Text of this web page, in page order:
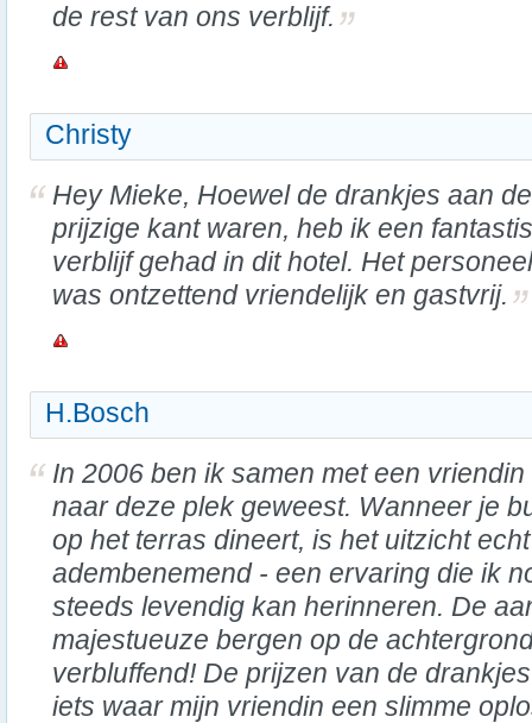
de rest van ons verblijf.
Christy
Hey Mieke, Hoewel de drankjes aan de
prijzige kant waren, heb ik een
verblijf gehad in dit hotel. Het personeel
was ontzettend vriendelijk en gastvrij.
H.Bosch
In 2006 ben ik samen met een vriendin
naar deze plek geweest. Wanneer je
op het terras dineert, is het uitzicht echt
adembenemend - een ervaring die ik
steeds levendig kan herinneren. De
majestueuze bergen op de
verbluffend! De prijzen van de
iets waar mijn vriendin een slimme